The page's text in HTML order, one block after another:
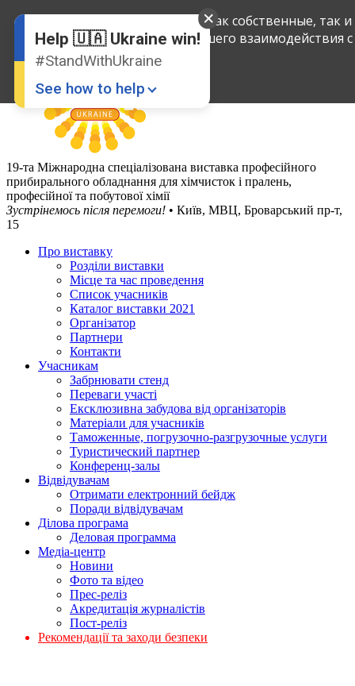
English
Ukrainian
19-та Міжнародна спеціалізована виставка професійного
прибирального обладнання для хімчисток і пралень,
професійної та побутової хімії
Зустрінемось після перемоги! • Київ, МВЦ, Броварський пр-т,
15
Про виставку
Розділи виставки
Місце та час проведення
Список учасників
Каталог виставки 2021
Організатор
Партнери
Контакти
Учасникам
Забрнювати стенд
Переваги участі
Ексклюзивна забудова від організаторів
Матеріали для учасників
Таможенные, погрузочно-разгрузочные услуги
Туристический партнер
Конференц-залы
Відвідувачам
Отримати електронний бейдж
Поради відвідувачам
Ділова програма
Деловая программа
Медіа-центр
Новини
Фото та відео
Прес-реліз
Акредитація журналістів
Пост-реліз
Рекомендації та заходи безпеки
Help 🇺🇦 Ukraine win!
#StandWithUkraine
See how to help
Support Ukraine
Share this widget
📌
Мы применяем куки-файлы, как собственные, так
вашего взаимодействия